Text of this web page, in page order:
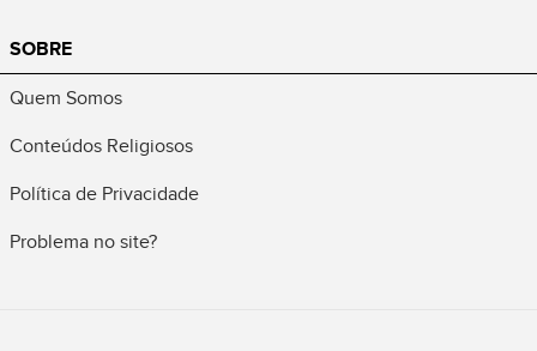
SOBRE
Quem Somos
Conteúdos Religiosos
Política de Privacidade
Problema no site?